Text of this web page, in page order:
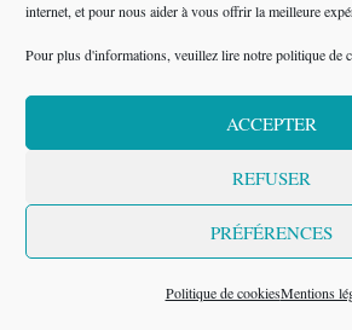
internet, et pour nous aider à vous offrir la meilleure
Pour plus d'informations, veuillez lire notre politique de
ACCEPTER
REFUSER
PRÉFÉRENCES
Politique de cookiesMentions
La Vie Corrézienne – 14/